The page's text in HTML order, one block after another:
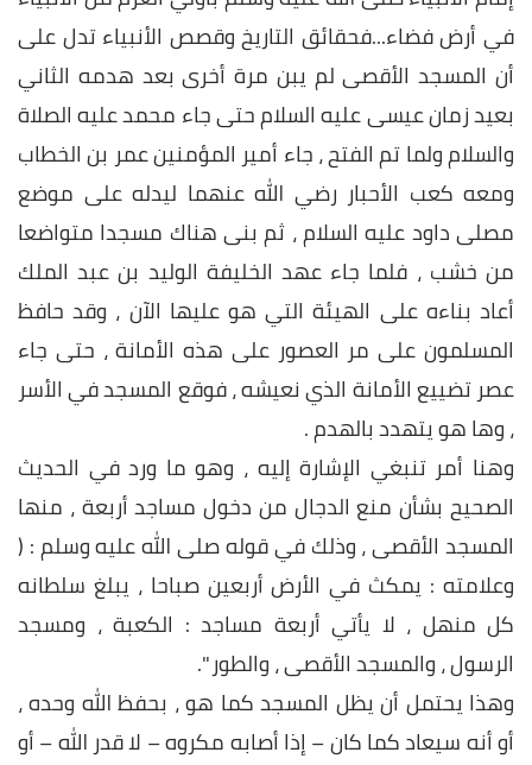
في أرض فضاء...فحقائق التاريخ وقصص الأنبياء تدل على
أن المسجد الأقصى لم يبن مرة أخرى بعد هدمه الثاني
بعيد زمان عيسى عليه السلام حتى جاء محمد عليه الصلاة
والسلام ولما تم الفتح ، جاء أمير المؤمنين عمر بن الخطاب
ومعه كعب الأحبار رضي الله عنهما ليدله على موضع
مصلى داود عليه السلام ، ثم بنى هناك مسجدا متواضعا
من خشب ، فلما جاء عهد الخليفة الوليد بن عبد الملك
أعاد بناءه على الهيئة التي هو عليها الآن ، وقد حافظ
المسلمون على مر العصور على هذه الأمانة ، حتى جاء
عصر تضييع الأمانة الذي نعيشه ، فوقع المسجد في الأسر
، وها هو يتهدد بالهدم .
وهنا أمر تنبغي الإشارة إليه ، وهو ما ورد في الحديث
الصحيح بشأن منع الدجال من دخول مساجد أربعة ، منها
المسجد الأقصى ، وذلك في قوله صلى الله عليه وسلم : (
وعلامته : يمكث في الأرض أربعين صباحا ، يبلغ سلطانه
كل منهل ، لا يأتي أربعة مساجد : الكعبة ، ومسجد
الرسول ، والمسجد الأقصى ، والطور ".
وهذا يحتمل أن يظل المسجد كما هو ، بحفظ الله وحده ،
أو أنه سيعاد كما كان – إذا أصابه مكروه – لا قدر الله – أو